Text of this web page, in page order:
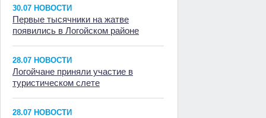
30.07 НОВОСТИ
Первые тысячники на жатве
появились в Логойском районе
28.07 НОВОСТИ
Логойчане приняли участие в
туристическом слете
28.07 НОВОСТИ